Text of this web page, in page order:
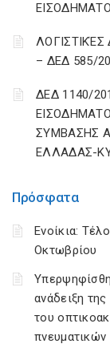
Πρόσφατα
Ενοίκια:
Οκτωβρίου
ανάδειξη
του
– ΔΕΔ 585/
ΔΕΔ 1140/
ΣΥΜΒΑΣΗΣ
ΕΛΛΑΔΑΣ-